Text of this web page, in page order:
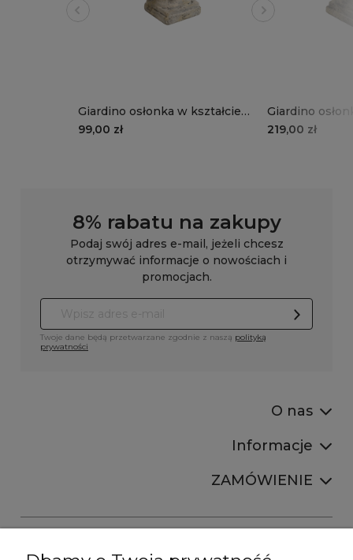
Giardino osłonka w kształcie
pucharu, D (mniejszy)
99,00 zł
Giardino
pucharu, C
219,00 zł
8% rabatu na zakupy
Podaj swój adres e-mail, jeżeli chcesz
otrzymywać informacje o nowościach i
promocjach.
Twoje dane będą przetwarzane zgodnie z naszą polityką
prywatności
O nas
Informacje
ZAMÓWIENIE